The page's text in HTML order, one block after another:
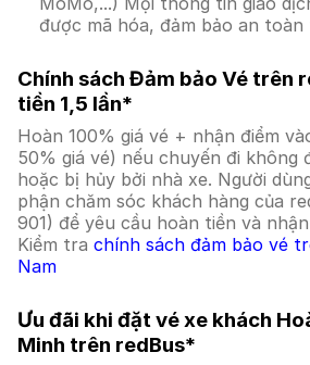
được mã hóa, đảm bảo an toàn
Chính sách Đảm bảo Vé trên
tiền 1,5 lần*
Hoàn 100% giá vé + nhận điểm
50% giá vé) nếu chuyến đi không
hoặc bị hủy bởi nhà xe. Người
phận chăm sóc khách hàng của
901) để yêu cầu hoàn tiền và
Kiểm tra chính sách đảm bảo vé
Nam
Ưu đãi khi đặt vé xe khách
Minh trên redBus*